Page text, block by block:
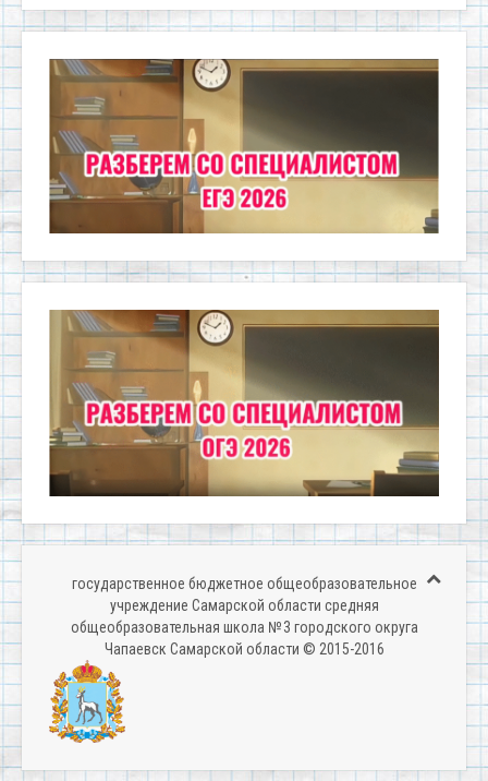
государственное бюджетное общеобразовательное
учреждение Самарской области средняя
общеобразовательная школа № 3 городского округа
Чапаевск Самарской области © 2015-2016